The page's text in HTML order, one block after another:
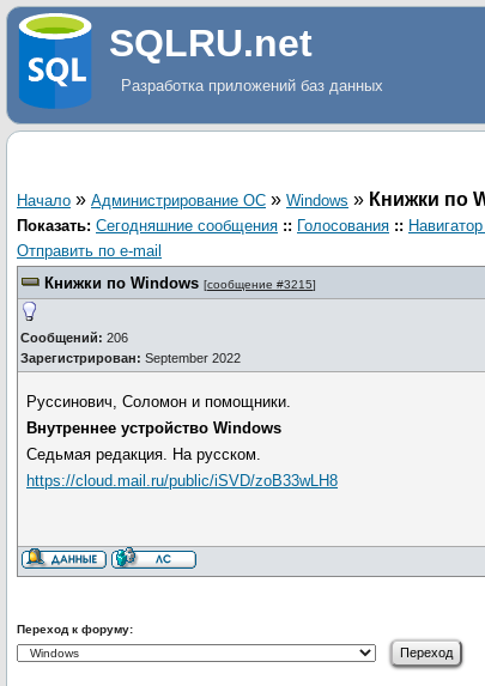
SQLRU.net
Разработка приложений баз данных
Начало » Администрирование ОС » Windows » Книжки по
Показать: Сегодняшние сообщения :: Голосования ::
Отправить по e-mail
Книжки по Windows [сообщение #3215]
Сообщений: 206
Зарегистрирован: September 2022
Руссинович, Соломон и помощники.
Внутреннее устройство Windows
Седьмая редакция. На русском.
https://cloud.mail.ru/public/iSVD/zoB33wLH8
Переход к форуму: